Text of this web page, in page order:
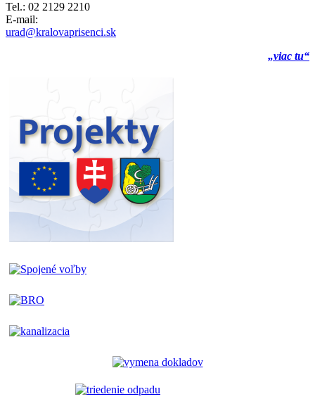
Tel.: 02 2129 2210
E-mail:
urad@kralovaprisenci.sk
„viac tu“